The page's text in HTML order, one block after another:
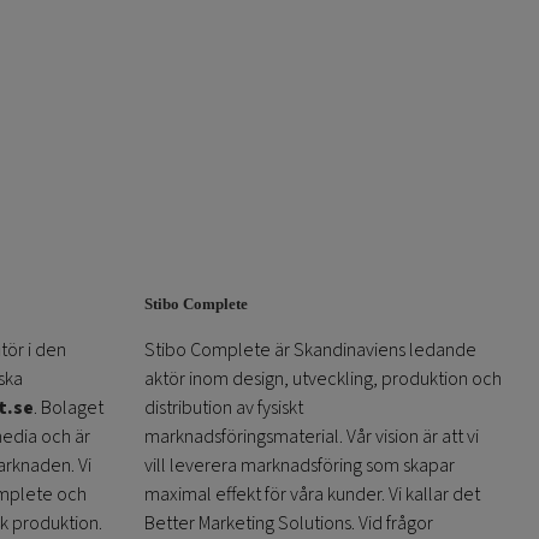
i den
. Bolaget
och är
Vi
och
produktion.
Stibo Complete
Stibo Complete är Skandinaviens ledande
aktör inom design, utveckling, produktion och
distribution av fysiskt
marknadsföringsmaterial. Vår vision är att vi
vill leverera marknadsföring som skapar
maximal effekt för våra kunder. Vi kallar det
Better Marketing Solutions. Vid frågor